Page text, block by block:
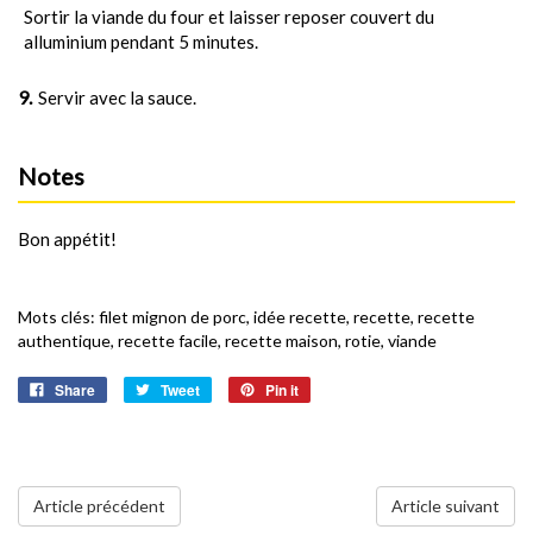
Sortir la viande du four et laisser reposer couvert du
alluminium pendant 5 minutes.
Servir avec la sauce.
Notes
Bon appétit!
Mots clés: filet mignon de porc, idée recette, recette, recette
authentique, recette facile, recette maison, rotie, viande
Share Tweet Pin it
Article précédent Article suivant